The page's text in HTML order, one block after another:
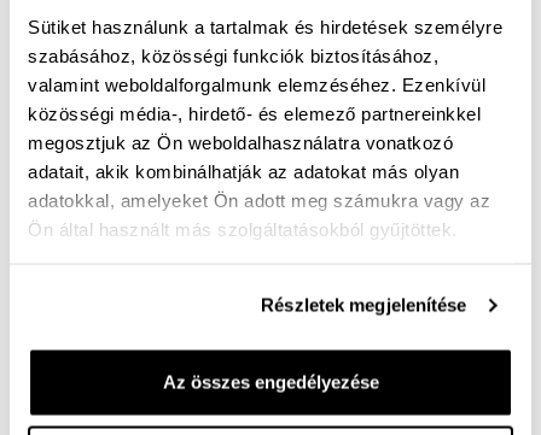
Sütiket használunk a tartalmak és hirdetések személyre
szabásához, közösségi funkciók biztosításához,
valamint weboldalforgalmunk elemzéséhez. Ezenkívül
közösségi média-, hirdető- és elemező partnereinkkel
megosztjuk az Ön weboldalhasználatra vonatkozó
adatait, akik kombinálhatják az adatokat más olyan
adatokkal, amelyeket Ön adott meg számukra vagy az
Ön által használt más szolgáltatásokból gyűjtöttek.
Részletek megjelenítése
Az összes engedélyezése
JOSEF SEIBEL
Stuart 09 férfi elegáns
JOSEF SEIBEL
Stuart 09 férfi elegáns
46 990 Ft